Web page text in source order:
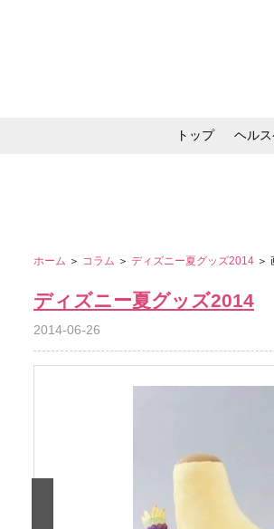
トップ ヘル
ホーム ＞ コラム ＞ ディズニー夏グッズ2014 ＞
ディズニー夏グッズ2014
2014-06-26